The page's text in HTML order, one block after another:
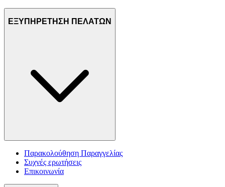
ΕΞΥΠΗΡΕΤΗΣΗ ΠΕΛΑΤΩΝ
Παρακολούθηση Παραγγελίας
Συχνές ερωτήσεις
Επικοινωνία